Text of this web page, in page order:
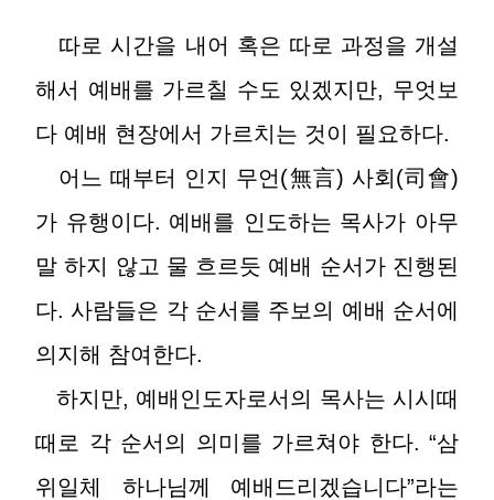
따로 시간을 내어 혹은 따로 과정을 개설
해서 예배를 가르칠 수도 있겠지만, 무엇보
다 예배 현장에서 가르치는 것이 필요하다.
어느 때부터 인지 무언(無言) 사회(司會)
가 유행이다. 예배를 인도하는 목사가 아무
말 하지 않고 물 흐르듯 예배 순서가 진행된
다. 사람들은 각 순서를 주보의 예배 순서에
의지해 참여한다.
하지만, 예배인도자로서의 목사는 시시때
때로 각 순서의 의미를 가르쳐야 한다. “삼
위일체 하나님께 예배드리겠습니다”라는